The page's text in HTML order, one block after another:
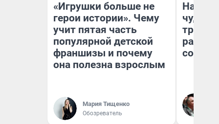
«Игрушки больше не
герои истории». Чему
учит пятая часть
популярной детской
франшизы и почему
она полезна взрослым
Мария Тищенко
Обозреватель
чудом